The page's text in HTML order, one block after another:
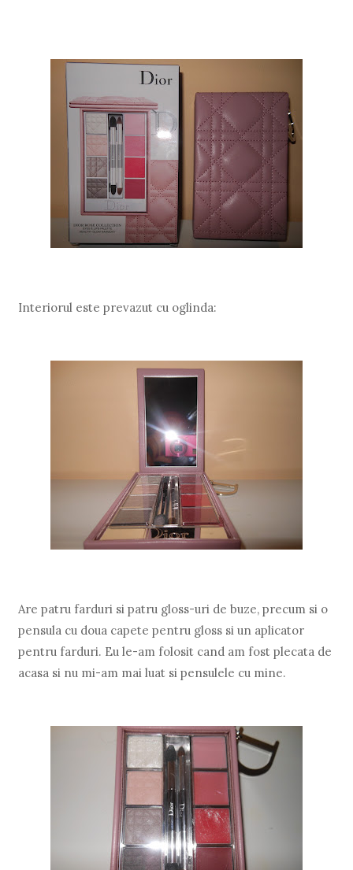
Interiorul este prevazut cu oglinda:
Are patru farduri si patru gloss-uri de buze, precum si o
pensula cu doua capete pentru gloss si un aplicator
pentru farduri. Eu le-am folosit cand am fost plecata de
acasa si nu mi-am mai luat si pensulele cu mine.